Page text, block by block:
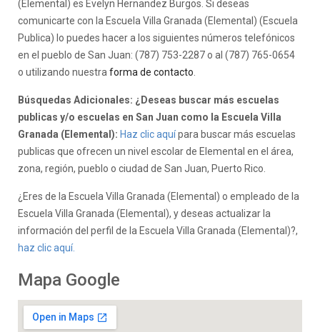
(Elemental) es Evelyn Hernandez Burgos. Si deseas
comunicarte con la Escuela Villa Granada (Elemental) (Escuela
Publica) lo puedes hacer a los siguientes números telefónicos
en el pueblo de San Juan: (787) 753-2287 o al (787) 765-0654
o utilizando nuestra forma de contacto
Búsquedas Adicionales: ¿Deseas buscar más escuelas
publicas y/o escuelas en San Juan como la Escuela Villa
Granada (Elemental): Haz clic aquípara buscar más escuelas
publicas que ofrecen un nivel escolar de Elemental en el área,
zona, región, pueblo o ciudad de San Juan, Puerto Rico.
¿Eres de la Escuela Villa Granada (Elemental) o empleado de la
Escuela Villa Granada (Elemental), y deseas actualizar la
información del perfil de la Escuela Villa Granada (Elemental)?,
haz clic aquí.
Mapa Google